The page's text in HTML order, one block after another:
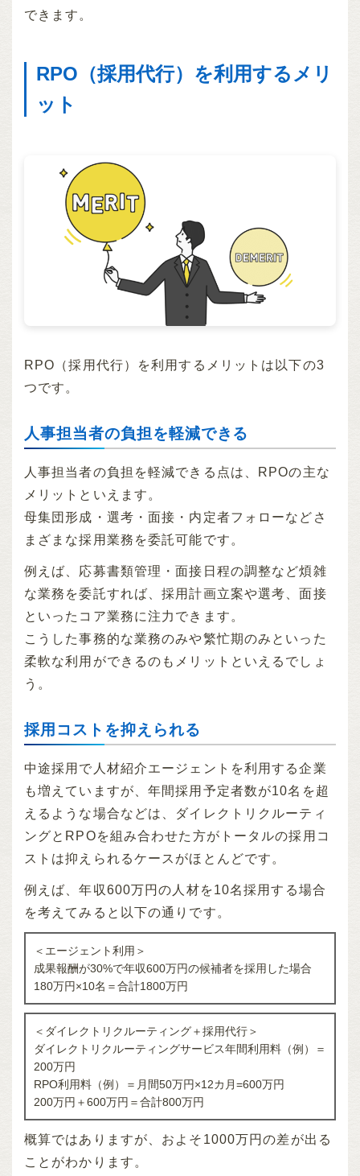
できます。
RPO（採用代行）を利用するメリ
ット
RPO（採用代行）を利用するメリットは以下の3
つです。
人事担当者の負担を軽減できる
人事担当者の負担を軽減できる点は、RPOの主な
メリットといえます。
母集団形成・選考・面接・内定者フォローなどさ
まざまな採用業務を委託可能です。
例えば、応募書類管理・面接日程の調整など煩雑
な業務を委託すれば、採用計画立案や選考、面接
といったコア業務に注力できます。
こうした事務的な業務のみや繁忙期のみといった
柔軟な利用ができるのもメリットといえるでしょ
う。
採用コストを抑えられる
中途採用で人材紹介エージェントを利用する企業
も増えていますが、年間採用予定者数が10名を超
えるような場合などは、ダイレクトリクルーティ
ングとRPOを組み合わせた方がトータルの採用コ
ストは抑えられるケースがほとんどです。
例えば、年収600万円の人材を10名採用する場合
を考えてみると以下の通りです。
＜エージェント利用＞
成果報酬が30%で年収600万円の候補者を採用した場合
180万円×10名＝合計1800万円
＜ダイレクトリクルーティング＋採用代行＞
ダイレクトリクルーティングサービス年間利用料（例）＝
200万円
RPO利用料（例）＝月間50万円×12カ月=600万円
200万円＋600万円＝合計800万円
概算ではありますが、およそ1000万円の差が出る
ことがわかります。